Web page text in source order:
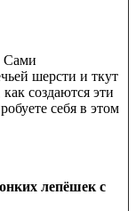
Сами
шерсти и ткут
создаются эти
себя в этом
лепёшек с